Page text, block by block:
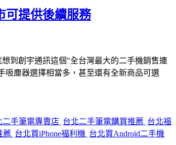
可提供後續服務
到創宇通訊這個"全台灣最大的二手機銷售連
吸塵器選擇相當多，甚至還有全新商品可選
二手筆電專賣店 台北二手筆電購買推薦 台北福
薦 台北買iPhone福利機 台北買Android二手機